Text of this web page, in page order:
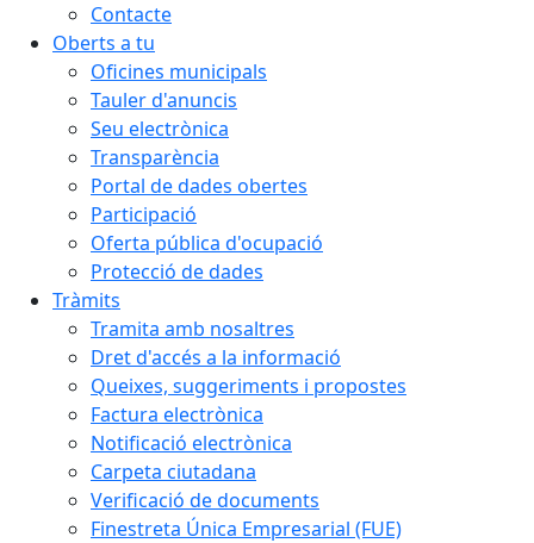
Contacte
Oberts a tu
Oficines municipals
Tauler d'anuncis
Seu electrònica
Transparència
Portal de dades obertes
Participació
Oferta pública d'ocupació
Protecció de dades
Tràmits
Tramita amb nosaltres
Dret d'accés a la informació
Queixes, suggeriments i propostes
Factura electrònica
Notificació electrònica
Carpeta ciutadana
Verificació de documents
Finestreta Única Empresarial (FUE)